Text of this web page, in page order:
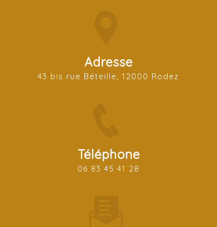
Adresse
43 bis rue Béteille, 12000 Rodez
Téléphone
06 83 45 41 28